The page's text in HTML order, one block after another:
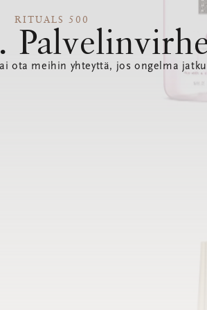
RITUALS 500
ota meihin yhteyttä, jos ongelma